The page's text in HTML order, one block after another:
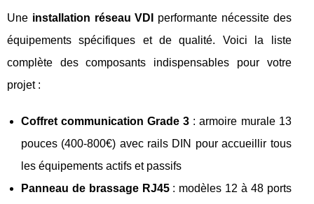
Une installation réseau VDI
performante nécessite des
équipements spécifiques et de qualité. Voici la liste
complète des composants indispensables pour votre
projet :
Coffret communication Grade 3 : armoire murale 13
pouces (400-800€) avec rails DIN pour accueillir tous
les équipements actifs et passifs
Panneau de brassage RJ45: modèles 12 à 48 ports